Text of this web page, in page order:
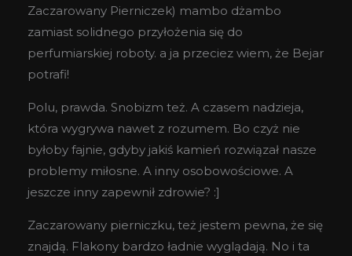
Zaczarowany Pierniczek) mambo dżambo
zamiast solidnego przyłożenia się do
perfumiarskiej roboty. a ja przeciez wiem, że Bejar
potrafi!
Polu, prawda. Snobizm też. A czasem nadzieja,
która wygrywa nawet z rozumem. Bo czyż nie
byłoby fajnie, gdyby jakiś kamień rozwiązał nasze
problemy miłosne. A inny osobowościowe. A
jeszcze inny zapewnił zdrowie? :]
Zaczarowany pierniczku, też jestem pewna, że się
znajdą. Flakony bardzo ładnie wyglądają. No i ta